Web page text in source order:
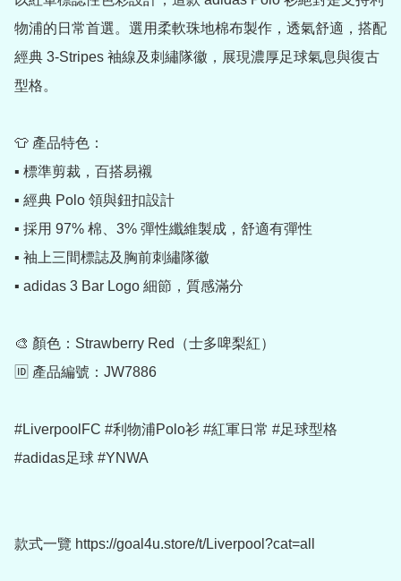
物浦的日常首選。選用柔軟珠地棉布製作，透氣舒適，搭配
經典 3-Stripes 袖線及刺繡隊徽，展現濃厚足球氣息與復古
型格。
👕 產品特色：
▪️ 標準剪裁，百搭易襯
▪️ 經典 Polo 領與鈕扣設計
▪️ 採用 97% 棉、3% 彈性纖維製成，舒適有彈性
▪️ 袖上三間標誌及胸前刺繡隊徽
▪️ adidas 3 Bar Logo 細節，質感滿分
🎨 顏色：Strawberry Red（士多啤梨紅）
🆔 產品編號：JW7886
#LiverpoolFC #利物浦Polo衫 #紅軍日常 #足球型格
#adidas足球 #YNWA
款式一覽 https://goal4u.store/t/Liverpool?cat=all